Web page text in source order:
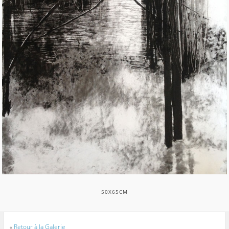
50X65CM
« Retour à la Galerie